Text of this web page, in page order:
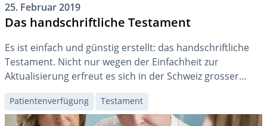
25. Februar 2019
Das handschriftliche Testament
Es ist einfach und günstig erstellt: das handschriftliche
Testament. Nicht nur wegen der Einfachheit zur
Aktualisierung erfreut es sich in der Schweiz grosser
Beliebtheit. Es kann wahlweise daheim oder durch eine
kantonale Amtsstelle aufbewahrt werden.
Patientenverfügung Testament